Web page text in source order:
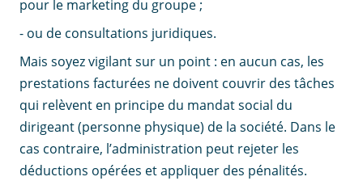
pour le marketing du groupe ;
- ou de consultations juridiques.
Mais soyez vigilant sur un point : en aucun cas, les
prestations facturées ne doivent couvrir des tâches
qui relèvent en principe du mandat social du
dirigeant (personne physique) de la société. Dans le
cas contraire, l’administration peut rejeter les
déductions opérées et appliquer des pénalités.